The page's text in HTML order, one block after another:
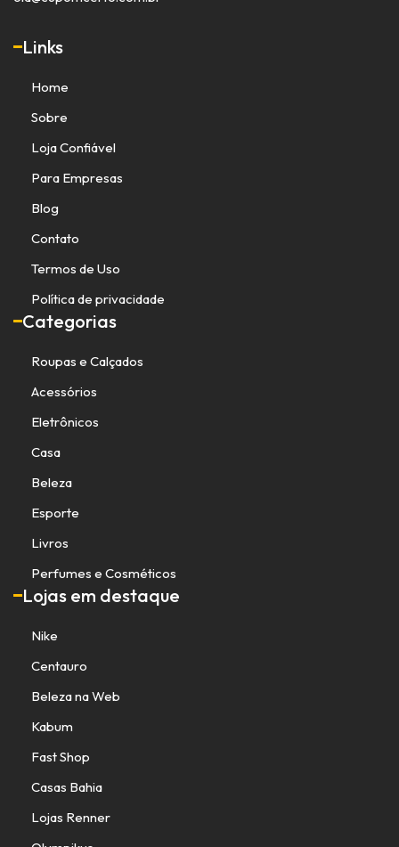
Links
Home
Sobre
Loja Confiável
Para Empresas
Blog
Contato
Termos de Uso
Política de privacidade
Categorias
Roupas e Calçados
Acessórios
Eletrônicos
Casa
Beleza
Esporte
Livros
Perfumes e Cosméticos
Lojas em destaque
Nike
Centauro
Beleza na Web
Kabum
Fast Shop
Casas Bahia
Lojas Renner